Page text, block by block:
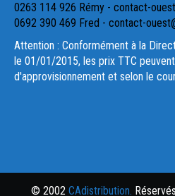
0263 114 926 Rémy - contact-
0692 390 469 Fred - contact-
Attention : Conformément à la
le 01/01/2015, les prix TTC
d'approvisionnement et selon le
© 2002 CAdistribution.